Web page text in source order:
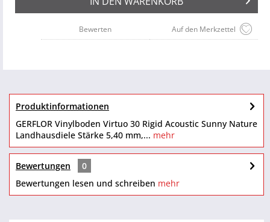
Auf den Merkzettel
Bewerten
Produktinformationen
GERFLOR Vinylboden Virtuo 30 Rigid Acoustic Sunny Nature
Landhausdiele Stärke 5,40 mm,... mehr
Bewertungen
0
Bewertungen lesen und schreiben mehr